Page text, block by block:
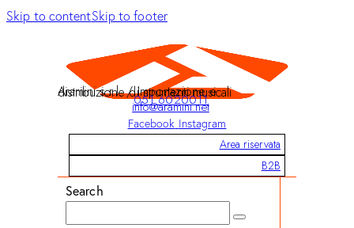
Skip to contentSkip to footer
Aramini s.r.l. / Importazione e distribuzione di strumenti musicali
051 6020011
info@aramini.net
Facebook Instagram
Area riservata
B2B
Search